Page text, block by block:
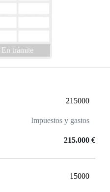
En trámite
215.000 €